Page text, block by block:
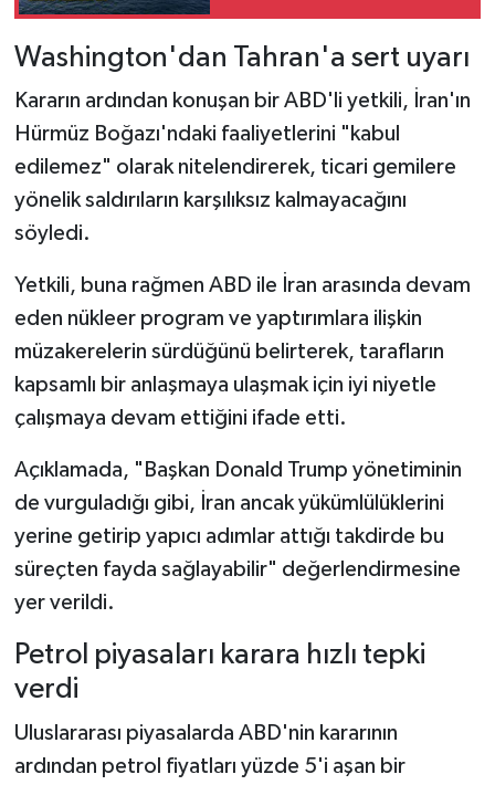
Washington'dan Tahran'a sert uyarı
Kararın ardından konuşan bir ABD'li yetkili, İran'ın
Hürmüz Boğazı'ndaki faaliyetlerini "kabul
edilemez" olarak nitelendirerek, ticari gemilere
yönelik saldırıların karşılıksız kalmayacağını
söyledi.
Yetkili, buna rağmen ABD ile İran arasında devam
eden nükleer program ve yaptırımlara ilişkin
müzakerelerin sürdüğünü belirterek, tarafların
kapsamlı bir anlaşmaya ulaşmak için iyi niyetle
çalışmaya devam ettiğini ifade etti.
Açıklamada, "Başkan Donald Trump yönetiminin
de vurguladığı gibi, İran ancak yükümlülüklerini
yerine getirip yapıcı adımlar attığı takdirde bu
süreçten fayda sağlayabilir" değerlendirmesine
yer verildi.
Petrol piyasaları karara hızlı tepki
verdi
Uluslararası piyasalarda ABD'nin kararının
ardından petrol fiyatları yüzde 5'i aşan bir